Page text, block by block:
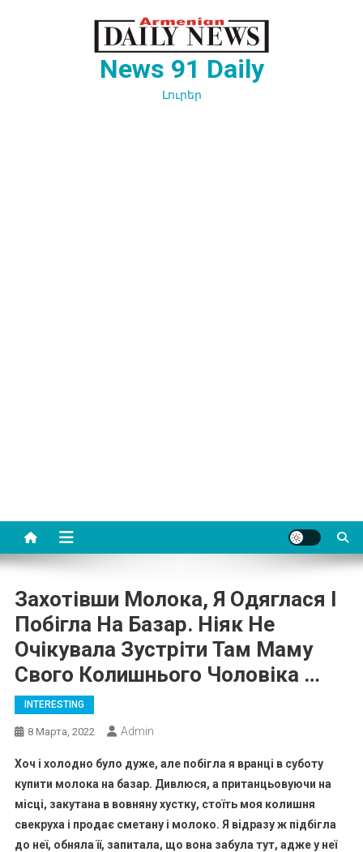
News 91 Daily
Լուրեր
Захотівши Молока, Я Одяглася І
Побігла На Базар. Ніяк Не
Очікувала Зустріти Там Маму
Свого Колишнього Чоловіка …
INTERESTING
8 Марта, 2022 Admin
Хоч і холодно було дуже, але побігла я вранці в суботу
купити молока на базар. Дивлюся, а пританцьовуючи на
місці, закутана в вовняну хустку, стоїть моя колишня
свекруха і продає сметану і молоко. Я відразу ж підбігла
до неї, обняла її, запитала, що вона забула тут, адже у неї